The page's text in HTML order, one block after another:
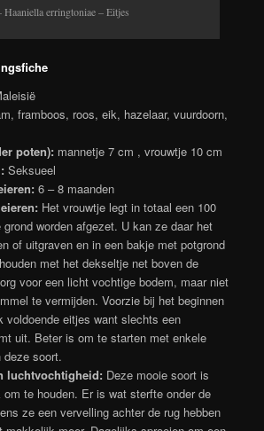
Haaniella erringtoniae – Eitjes
framboos, roos, eik, hazelaar, vuurdoorn,
poten): mannetje 7 cm , vrouwtje 10 cm
Seksueel
6 – 8 maanden
Het vrouwtje legt in totaal een 100
worden afgezet. U kan ze daar het
of uitgraven en in een bakje met potgrond
met het dekseltje net boven de
voor een licht vochtige bodem, maar niet
te vermijden. Voorzie bij het beginnen
voldoende eitjes want slechts een
uit. Beter is om te starten met enkele
soort.
luchtvochtigheid: Deze mooie soort is
te houden. Er is wat sterfte onder de
ze een vervelling achter de rug hebben